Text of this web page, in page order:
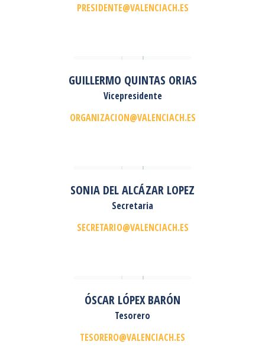
PRESIDENTE@VALENCIACH.ES
GUILLERMO QUINTAS ORIAS
Vicepresidente
ORGANIZACION@VALENCIACH.ES
SONIA DEL ALCÁZAR LOPEZ
Secretaria
SECRETARIO@VALENCIACH.ES
ÓSCAR LÓPEX BARÓN
Tesorero
TESORERO@VALENCIACH.ES